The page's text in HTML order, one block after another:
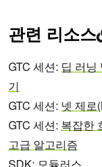
관련 리소스
GTC 세션: 딥 러닝
기
GTC 세션: 넷 제로
GTC 세션: 복잡한
고급 알고리즘
SDK: 모듈러스